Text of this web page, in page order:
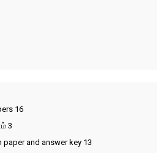
16
3
paper and answer key 13